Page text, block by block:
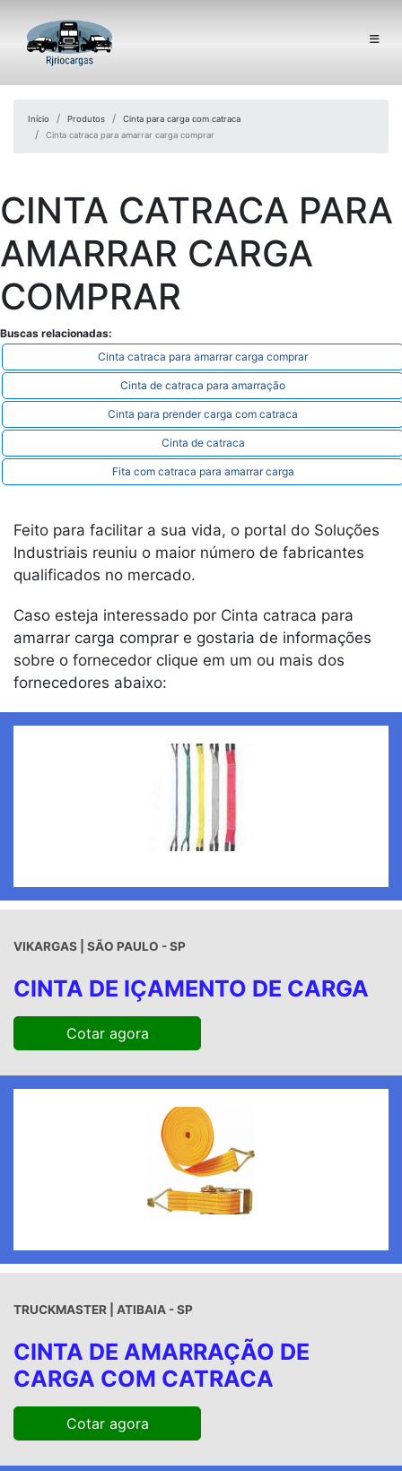
Início Produtos
Cinta para carga com catraca
Cinta catraca para amarrar carga comprar
CINTA CATRACA PARA
AMARRAR CARGA
COMPRAR
Buscas relacionadas:
Cinta catraca para amarrar carga comprar
Cinta de catraca para amarração
Cinta para prender carga com catraca
Cinta de catraca
Fita com catraca para amarrar carga
Feito para facilitar a sua vida, o portal do Soluções
Industriais reuniu o maior número de fabricantes
qualificados no mercado.
Caso esteja interessado por Cinta catraca para
amarrar carga comprar e gostaria de informações
sobre o fornecedor clique em um ou mais dos
fornecedores abaixo:
VIKARGAS | SÃO PAULO - SP
CINTA DE IÇAMENTO DE CARGA
Cotar agora
TRUCKMASTER | ATIBAIA - SP
CINTA DE AMARRAÇÃO DE
CARGA COM CATRACA
Cotar agora